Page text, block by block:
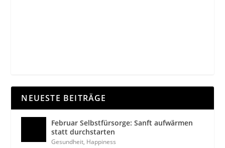
NEUESTE BEITRÄGE
Februar Selbstfürsorge: Sanft aufwärmen
statt durchstarten
Gesundheit, Happiness